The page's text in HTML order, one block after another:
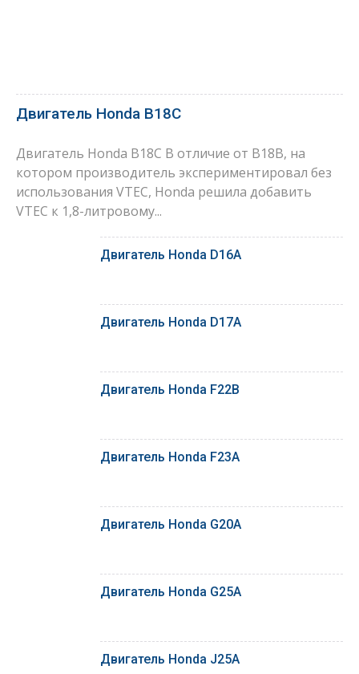
Двигатель Honda B18C
Двигатель Honda B18C В отличие от B18B, на
котором производитель экспериментировал без
использования VTEC, Honda решила добавить
VTEC к 1,8-литровому...
Двигатель Honda D16A
Двигатель Honda D17A
Двигатель Honda F22B
Двигатель Honda F23A
Двигатель Honda G20A
Двигатель Honda G25A
Двигатель Honda J25A